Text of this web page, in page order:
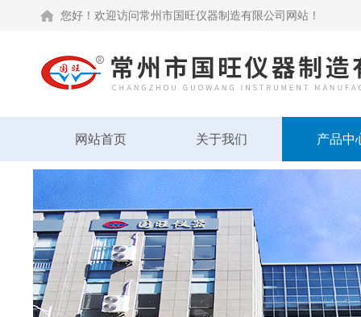
您好！欢迎访问常州市国旺仪器制造有限公司网站！
网站首页 关于我们 产品中